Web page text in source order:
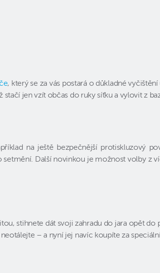
, který se za vás postará o důkladné vyčištění
jen vzít občas do ruky síťku a vylovit z
na ještě bezpečnější protiskluzový
Další novinkou je možnost volby z
stihnete dát svoji zahradu do jara opět do
– a nyní jej navíc koupíte za